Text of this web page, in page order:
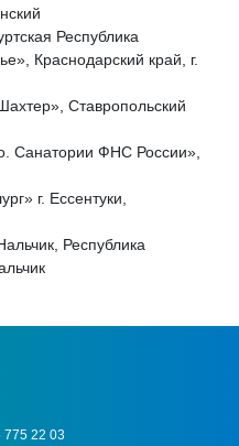
Республика
Краснодарский край, г.
Ставропольский
Санатории ФНС России»,
г. Ессентуки,
Республика
775 22 03